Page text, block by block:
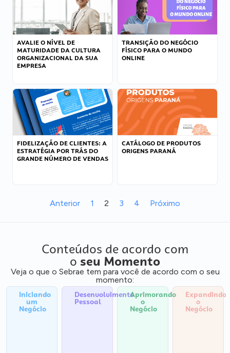
AVALIE O NÍVEL DE
MATURIDADE DA CULTURA
ORGANIZACIONAL DA SUA
EMPRESA
TRANSIÇÃO DO NEGÓCIO
FÍSICO PARA O MUNDO
ONLINE
FIDELIZAÇÃO DE CLIENTES: A
ESTRATÉGIA POR TRÁS DO
GRANDE NÚMERO DE VENDAS
CATÁLOGO DE PRODUTOS
ORIGENS PARANÁ
Anterior 1 2 3 4 Próximo
Conteúdos de acordo com
o seu Momento
Veja o que o Sebrae tem para você de acordo com o seu
momento:
Iniciando
um
Negócio
Desenvolvimento
Pessoal
Aprimorando
o
Negócio
Expandindo
o
Negócio